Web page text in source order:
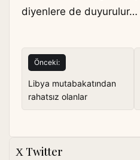
diyenlere de duyurulur…
Yazı
gezinmesi
Önceki:
Libya mutabakatından
rahatsız olanlar
Twitter